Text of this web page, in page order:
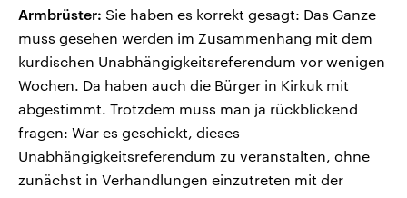
Armbrüster: Sie haben es korrekt gesagt: Das Ganze
muss gesehen werden im Zusammenhang mit dem
kurdischen Unabhängigkeitsreferendum vor wenigen
Wochen. Da haben auch die Bürger in Kirkuk mit
abgestimmt. Trotzdem muss man ja rückblickend
fragen: War es geschickt, dieses
Unabhängigkeitsreferendum zu veranstalten, ohne
zunächst in Verhandlungen einzutreten mit der